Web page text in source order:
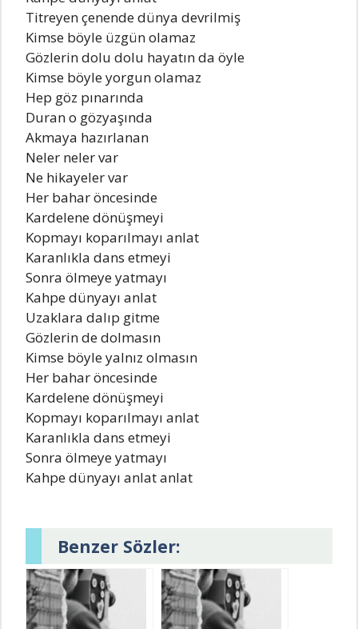
Titreyen çenende dünya devrilmiş
Kimse böyle üzgün olamaz
Gözlerin dolu dolu hayatın da öyle
Kimse böyle yorgun olamaz
Hep göz pınarında
Duran o gözyaşında
Akmaya hazırlanan
Neler neler var
Ne hikayeler var
Her bahar öncesinde
Kardelene dönüşmeyi
Kopmayı koparılmayı anlat
Karanlıkla dans etmeyi
Sonra ölmeye yatmayı
Kahpe dünyayı anlat
Uzaklara dalıp gitme
Gözlerin de dolmasın
Kimse böyle yalnız olmasın
Her bahar öncesinde
Kardelene dönüşmeyi
Kopmayı koparılmayı anlat
Karanlıkla dans etmeyi
Sonra ölmeye yatmayı
Kahpe dünyayı anlat anlat
Benzer Sözler: